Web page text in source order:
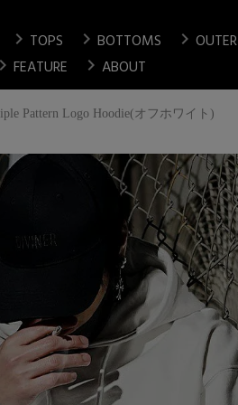
chevron_right TOPS chevron_right BOTTOMS chevron_right OUTER
chevron_right FEATURE chevron_right ABOUT
Pattern Logo Hoodie(オフホワイト)